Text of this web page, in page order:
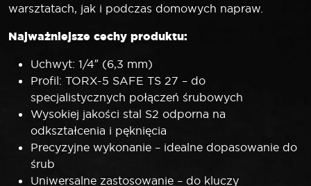
warsztatach, jak i podczas domowych napraw.
Najważniejsze cechy produktu:
Uchwyt: 1/4″ (6,3 mm)
Profil: TORX-5 SAFE TS 27 – do
specjalistycznych połączeń śrubowych
Wysokiej jakości stal S2 odporna na
odkształcenia i pęknięcia
Precyzyjne wykonanie – idealne dopasowanie do
śrub
Uniwersalne zastosowanie – do kluczy